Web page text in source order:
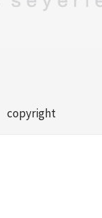
copyright